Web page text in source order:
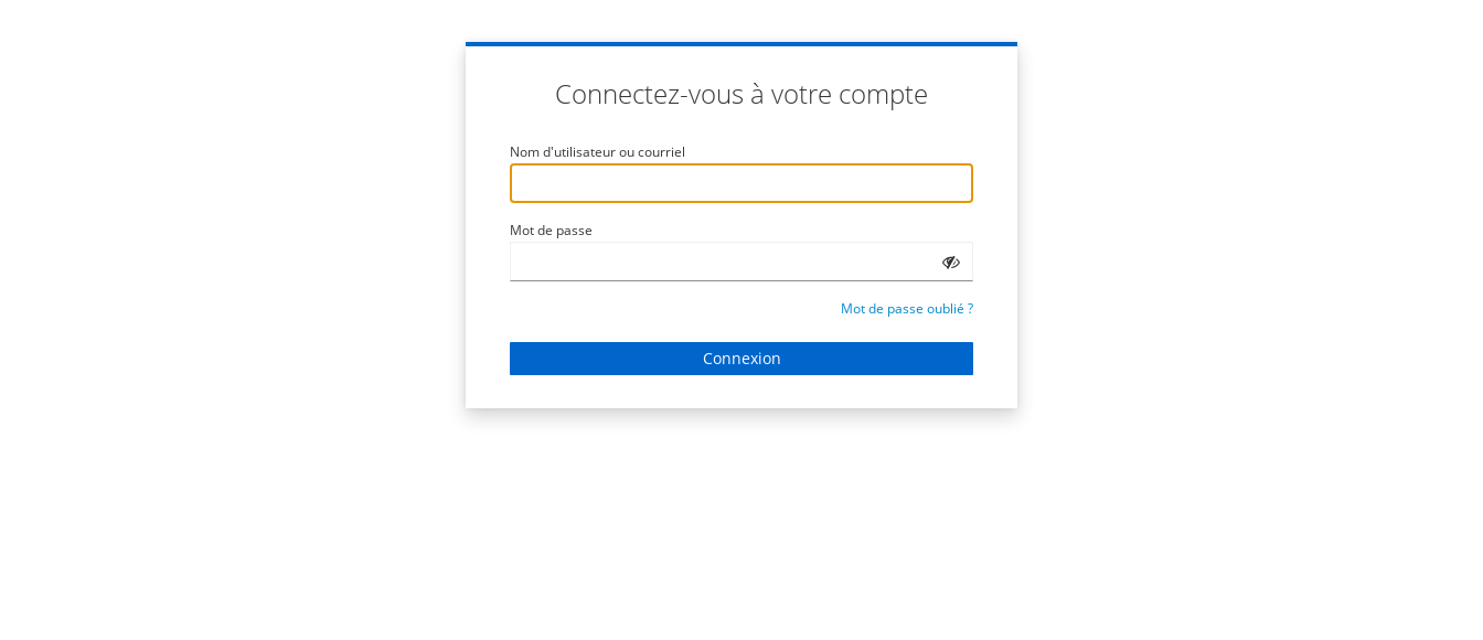
Connectez-vous à votre compte
Nom d'utilisateur ou courriel
Mot de passe
Mot de passe oublié ?